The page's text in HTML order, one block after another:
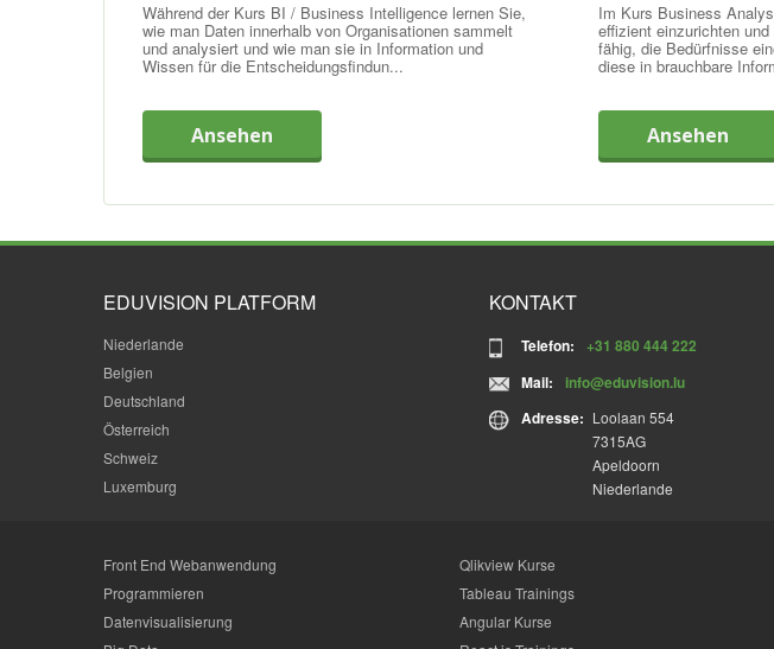
Während der Kurs BI / Business Intelligence lernen Sie,
wie man Daten innerhalb von Organisationen sammelt
und analysiert und wie man sie in Information und
Wissen für die Entscheidungsfindun...
Ansehen
Im Kurs Business
effizient einzurichten
fähig, die Bedürfnisse
diese in brauchbare
Ansehen
EDUVISION PLATFORM
Niederlande
Belgien
Deutschland
Österreich
Schweiz
Luxemburg
KONTAKT
Telefon:
+31 880 444 222
Mail:
info@eduvision.lu
Adresse: Loolaan 554
7315AG
Apeldoorn
Niederlande
Front End Webanwendung
Programmieren
Datenvisualisierung
Qlikview Kurse
Tableau Trainings
Angular Kurse